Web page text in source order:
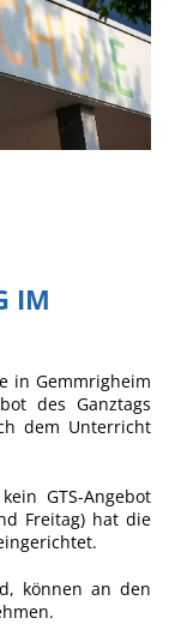
IM
in Gemmrigheim
des Ganztags
dem Unterricht
GTS-Angebot
Freitag) hat die
können an den